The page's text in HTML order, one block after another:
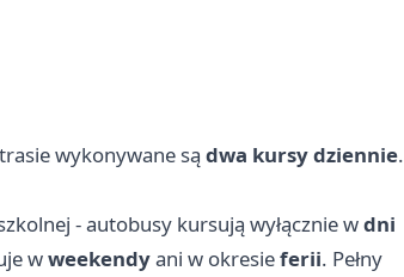
wykonywane są dwa kursy dziennie.
- autobusy kursują wyłącznie wdni
wweekendyani w okresieferii. Pełny